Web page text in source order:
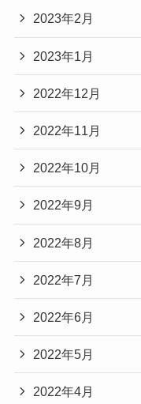
2023年2月
2023年1月
2022年12月
2022年11月
2022年10月
2022年9月
2022年8月
2022年7月
2022年6月
2022年5月
2022年4月